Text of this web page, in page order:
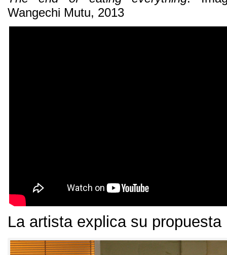
Wangechi Mutu, 2013
La artista explica su propuesta